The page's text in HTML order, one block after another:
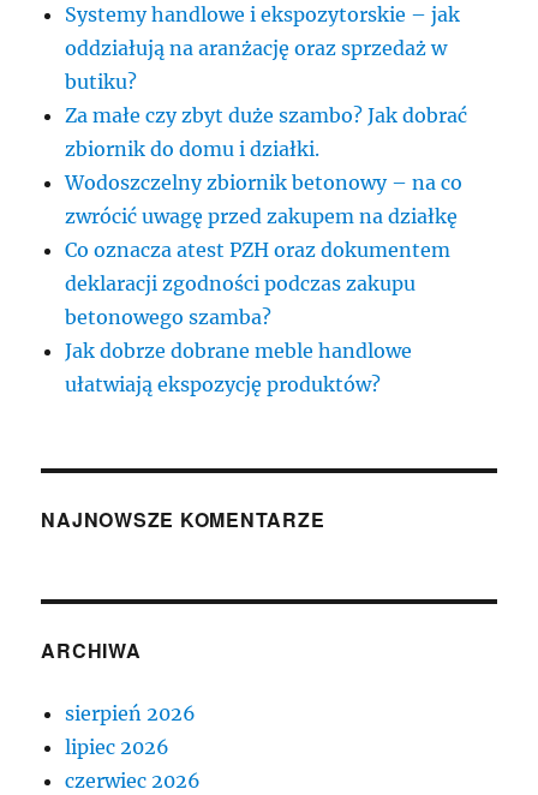
Systemy handlowe i ekspozytorskie – jak
oddziałują na aranżację oraz sprzedaż w
butiku?
Za małe czy zbyt duże szambo? Jak dobrać
zbiornik do domu i działki.
Wodoszczelny zbiornik betonowy – na co
zwrócić uwagę przed zakupem na działkę
Co oznacza atest PZH oraz dokumentem
deklaracji zgodności podczas zakupu
betonowego szamba?
Jak dobrze dobrane meble handlowe
ułatwiają ekspozycję produktów?
NAJNOWSZE KOMENTARZE
ARCHIWA
sierpień 2026
lipiec 2026
czerwiec 2026